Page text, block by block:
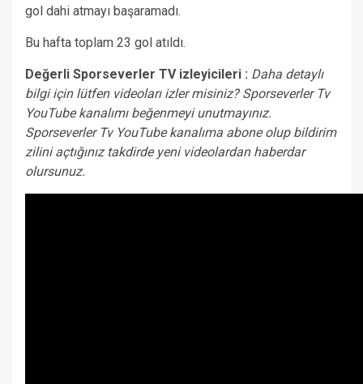
gol dahi atmayı başaramadı.
Bu hafta toplam 23 gol atıldı.
Değerli Sporseverler TV izleyicileri : Daha detaylı
bilgi için lütfen videoları izler misiniz? Sporseverler Tv
YouTube kanalımı beğenmeyi unutmayınız.
Sporseverler Tv YouTube kanalıma abone olup bildirim
zilini açtığınız takdirde yeni videolardan haberdar
olursunuz.